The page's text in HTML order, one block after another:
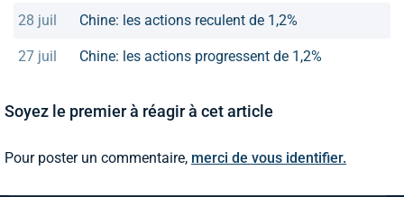
28 juil Chine: les actions reculent de 1,2%
27 juil Chine: les actions progressent de 1,2%
Soyez le premier à réagir à cet article
Pour poster un commentaire, merci de vous identifier.